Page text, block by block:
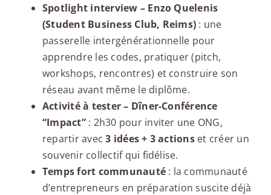
Spotlight interview – Enzo Quelenis
(Student Business Club, Reims) : une
passerelle intergénérationnelle pour
apprendre les codes, pratiquer (pitch,
workshops, rencontres) et construire son
réseau avant même le diplôme.
Activité à tester – Dîner-Conférence
“Impact”: 2h30 pour inviter une ONG,
repartir avec3 idées + 3 actionset créer un
souvenir collectif qui fidélise.
Temps fort communauté : la communauté
d’entrepreneurs en préparation suscite déjà